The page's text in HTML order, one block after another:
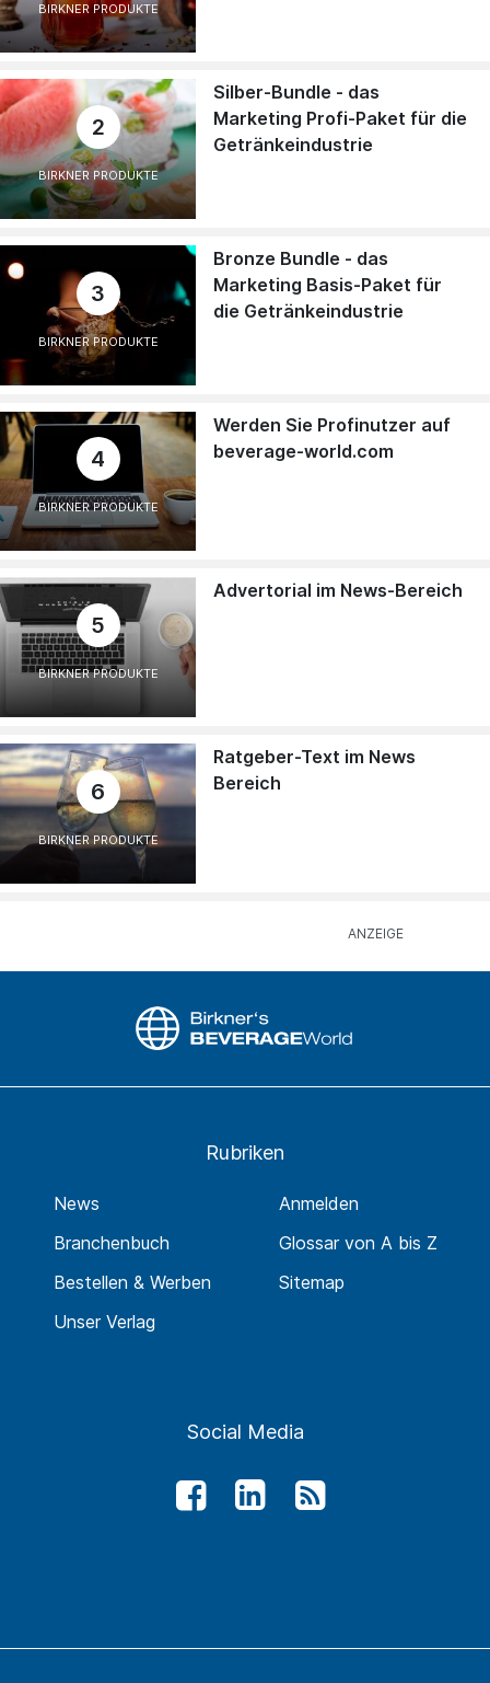
BIRKNER PRODUKTE
2
BIRKNER PRODUKTE
Silber-Bundle - das
Marketing Profi-Paket für die
Getränkeindustrie
3
BIRKNER PRODUKTE
Bronze Bundle - das
Marketing Basis-Paket für
die Getränkeindustrie
4
BIRKNER PRODUKTE
Werden Sie Profinutzer auf
beverage-world.com
5
BIRKNER PRODUKTE
Advertorial im News-Bereich
6
BIRKNER PRODUKTE
Ratgeber-Text im News
Bereich
Rubriken
News
Branchenbuch
Bestellen & Werben
Unser Verlag
Anmelden
Glossar von A bis Z
Sitemap
Social Media